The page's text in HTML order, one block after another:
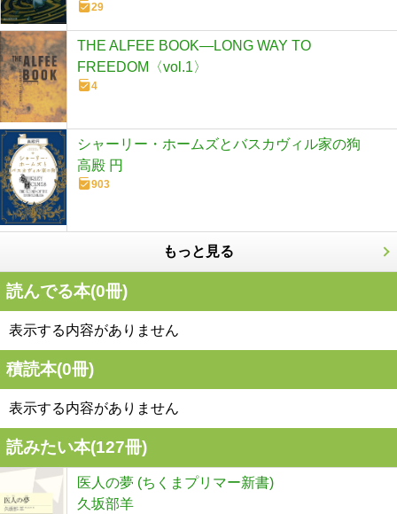
29
THE ALFEE BOOK―LONG WAY TO
FREEDOM〈vol.1〉
4
シャーリー・ホームズとバスカヴィル家の狗
高殿 円
903
もっと見る
読んでる本(0冊)
表示する内容がありません
積読本(0冊)
表示する内容がありません
読みたい本(127冊)
医人の夢 (ちくまプリマー新書)
久坂部羊